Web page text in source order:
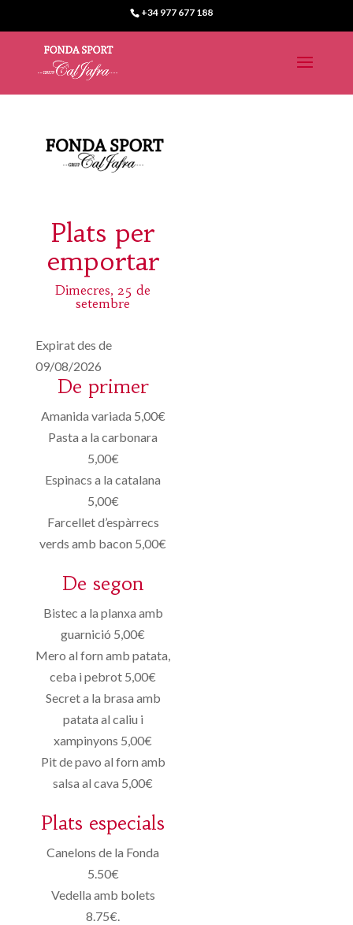
+34 977 677 188
Plats per
emportar
Dimecres, 25 de
setembre
Expirat des de
09/08/2026
De primer
Amanida variada 5,00€
Pasta a la carbonara
5,00€
Espinacs a la catalana
5,00€
Farcellet d’espàrrecs
verds amb bacon 5,00€
De segon
Bistec a la planxa amb
guarnició 5,00€
Mero al forn amb patata,
ceba i pebrot 5,00€
Secret a la brasa amb
patata al caliu i
xampinyons 5,00€
Pit de pavo al forn amb
salsa al cava 5,00€
Plats especials
Canelons de la Fonda
5.50€
Vedella amb bolets
8.75€.